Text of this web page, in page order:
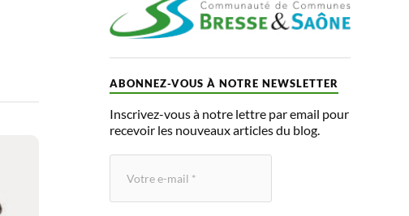
ABONNEZ-VOUS À NOTRE NEWSLETTER
Inscrivez-vous à notre lettre par email pour
recevoir les nouveaux articles du blog.